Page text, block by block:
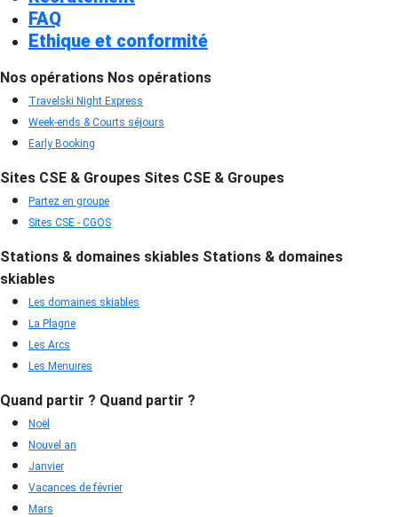
FAQ
Ethique et conformité
Nos opérations Nos opérations
Travelski Night Express
Week-ends & Courts séjours
Early Booking
Sites CSE & Groupes Sites CSE & Groupes
Partez en groupe
Sites CSE - CGOS
Stations & domaines skiables Stations & domaines
skiables
Les domaines skiables
La Plagne
Les Arcs
Les Menuires
Quand partir ? Quand partir ?
Noël
Nouvel an
Janvier
Vacances de février
Mars